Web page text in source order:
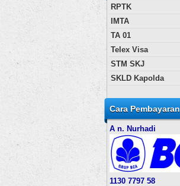
RPTK
IMTA
TA 01
Telex Visa
STM SKJ
SKLD Kapolda
Cara Pembayaran
A n. Nurhadi
1130 7797 58